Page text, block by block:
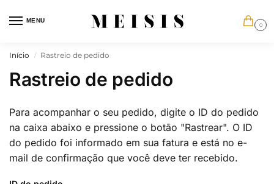
MENU
0
Início / Rastreio de pedido
Rastreio de pedido
Para acompanhar o seu pedido, digite o ID do pedido
na caixa abaixo e pressione o botão "Rastrear". O ID
do pedido foi informado em sua fatura e está no e-
mail de confirmação que você deve ter recebido.